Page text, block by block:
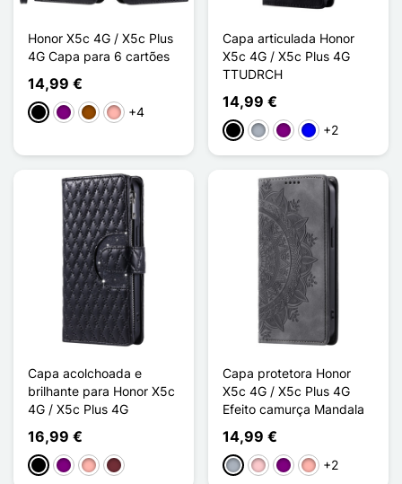
Honor X5c 4G / X5c Plus
4G Capa para 6 cartões
14,99 €
PretoPúrpuraCastanho
Ouro rosa
+4
Capa articulada Honor
X5c 4G / X5c Plus 4G
TTUDRCH
14,99 €
PretoCinzento
Púrpura
Azul+2
Capa acolchoada e
brilhante para Honor X5c
4G / X5c Plus 4G
16,99 €
PretoPúrpuraOuro rosaRouge Vin
Capa protetora Honor
X5c 4G / X5c Plus 4G
Efeito camurça Mandala
14,99 €
Cinzento
RosaPúrpuraOuro rosa
+2